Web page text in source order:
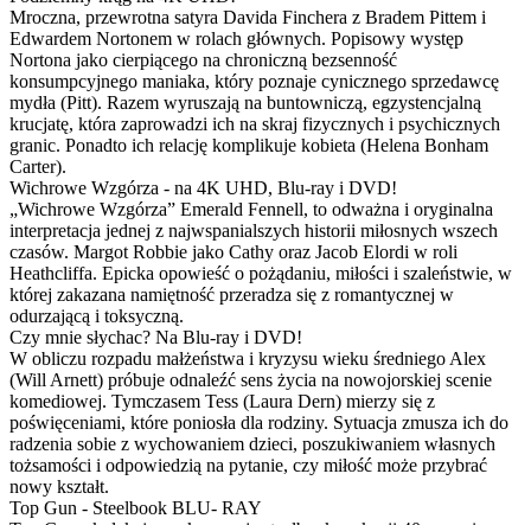
Mroczna, przewrotna satyra Davida Finchera z Bradem Pittem i
Edwardem Nortonem w rolach głównych. Popisowy występ
Nortona jako cierpiącego na chroniczną bezsenność
konsumpcyjnego maniaka, który poznaje cynicznego sprzedawcę
mydła (Pitt). Razem wyruszają na buntowniczą, egzystencjalną
krucjatę, która zaprowadzi ich na skraj fizycznych i psychicznych
granic. Ponadto ich relację komplikuje kobieta (Helena Bonham
Carter).
Wichrowe Wzgórza - na 4K UHD, Blu-ray i DVD!
„Wichrowe Wzgórza” Emerald Fennell, to odważna i oryginalna
interpretacja jednej z najwspanialszych historii miłosnych wszech
czasów. Margot Robbie jako Cathy oraz Jacob Elordi w roli
Heathcliffa. Epicka opowieść o pożądaniu, miłości i szaleństwie, w
której zakazana namiętność przeradza się z romantycznej w
odurzającą i toksyczną.
Czy mnie słychac? Na Blu-ray i DVD!
W obliczu rozpadu małżeństwa i kryzysu wieku średniego Alex
(Will Arnett) próbuje odnaleźć sens życia na nowojorskiej scenie
komediowej. Tymczasem Tess (Laura Dern) mierzy się z
poświęceniami, które poniosła dla rodziny. Sytuacja zmusza ich do
radzenia sobie z wychowaniem dzieci, poszukiwaniem własnych
tożsamości i odpowiedzią na pytanie, czy miłość może przybrać
nowy kształt.
Top Gun - Steelbook BLU- RAY